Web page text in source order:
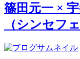
篠田元一 ×
（シンセフ